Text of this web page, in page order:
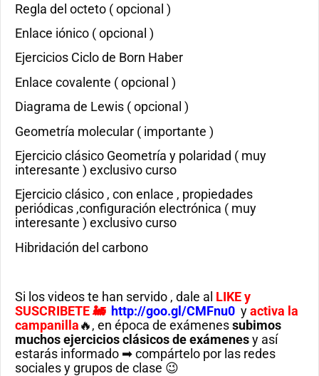
Regla del octeto ( opcional )
Enlace iónico ( opcional )
Ejercicios Ciclo de Born Haber
Enlace covalente ( opcional )
Diagrama de Lewis ( opcional )
Geometría molecular ( importante )
Ejercicio clásico Geometría y polaridad ( muy
interesante ) exclusivo curso
Ejercicio clásico , con enlace , propiedades
periódicas ,configuración electrónica ( muy
interesante ) exclusivo curso
Hibridación del carbono
Si los videos te han servido , dale al LIKEy
SUSCRIBETE 🚂 http://goo.gl/CMFnu0 yactiva la
campanilla🔥, en época de exámenessubimos
muchos ejercicios clásicos de exámenesy así
estarás informado ➡ compártelo por las redes
sociales y grupos de clase 😉